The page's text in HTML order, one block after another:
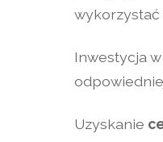
wykorzystać
Inwestycja w
Uzyskanie